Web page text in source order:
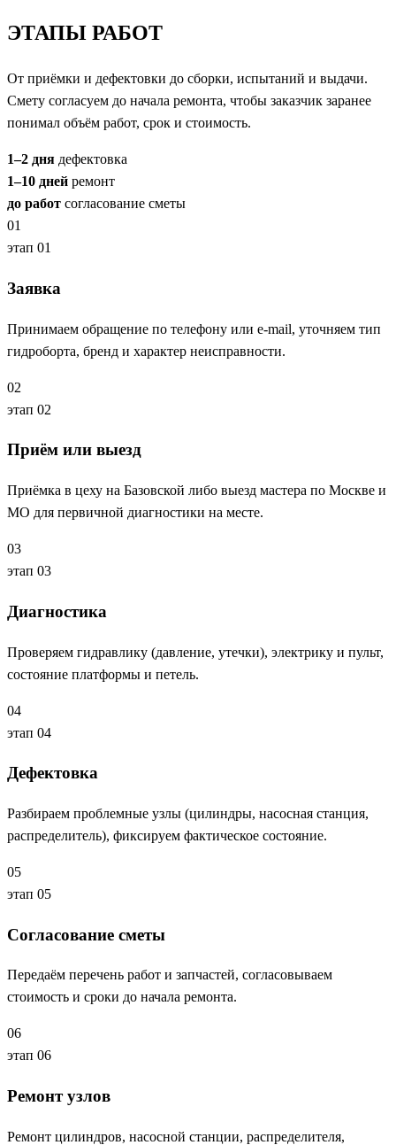
ЭТАПЫ РАБОТ
От приёмки и дефектовки до сборки, испытаний и выдачи.
Смету согласуем до начала ремонта, чтобы заказчик заранее
понимал объём работ, срок и стоимость.
1–2 дня дефектовка
1–10 дней ремонт
до работ согласование сметы
01
этап 01
Заявка
Принимаем обращение по телефону или e-mail, уточняем тип
гидроборта, бренд и характер неисправности.
02
этап 02
Приём или выезд
Приёмка в цеху на Базовской либо выезд мастера по Москве и
МО для первичной диагностики на месте.
03
этап 03
Диагностика
Проверяем гидравлику (давление, утечки), электрику и пульт,
состояние платформы и петель.
04
этап 04
Дефектовка
Разбираем проблемные узлы (цилиндры, насосная станция,
распределитель), фиксируем фактическое состояние.
05
этап 05
Согласование сметы
Передаём перечень работ и запчастей, согласовываем
стоимость и сроки до начала ремонта.
06
этап 06
Ремонт узлов
Ремонт цилиндров, насосной станции, распределителя,